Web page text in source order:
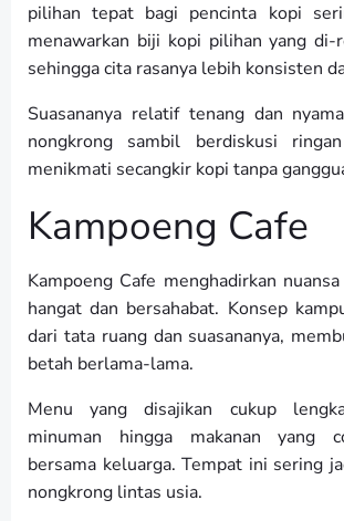
pilihan tepat bagi pencinta kopi
menawarkan biji kopi pilihan yang di-
sehingga cita rasanya lebih konsisten
Suasananya relatif tenang dan
nongkrong sambil berdiskusi
menikmati secangkir kopi tanpa
Kampoeng Cafe
Kampoeng Cafe menghadirkan
hangat dan bersahabat. Konsep
dari tata ruang dan suasananya,
betah berlama-lama.
Menu yang disajikan cukup
minuman hingga makanan yang
bersama keluarga. Tempat ini sering
nongkrong lintas usia.